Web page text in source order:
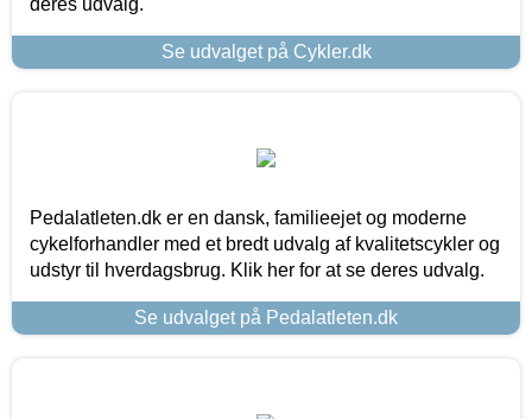
Se udvalget på Cykler.dk
Pedalatleten.dk er en dansk, familieejet og moderne
cykelforhandler med et bredt udvalg af kvalitetscykler og
udstyr til hverdagsbrug. Klik her for at se deres udvalg.
Se udvalget på Pedalatleten.dk